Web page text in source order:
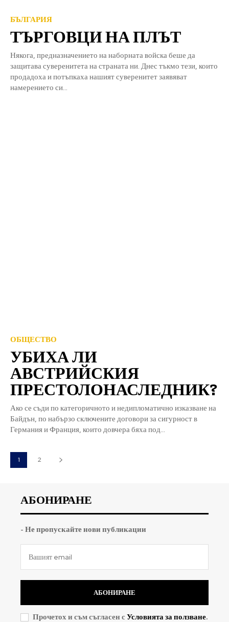
БЪЛГАРИЯ
ТЪРГОВЦИ НА ПЛЪТ
Някога, предназначението на наборната войска беше да
защитава суверенитета на страната ни. Днес тъкмо тези, които
продадоха и потъпкаха нашият суверенитет заявяват
намерението си...
ОБЩЕСТВО
УБИХА ЛИ
АВСТРИЙСКИЯ
ПРЕСТОЛОНАСЛЕДНИК?
Ако се съди по категоричното и недипломатично изказване на
Байдън, по набързо сключените договори за сигурност в
Германия и Франция, които довчера бяха под...
1 2
АБОНИРАНЕ
- Не пропускайте нови публикации
АБОНИРАНЕ
Прочетох и съм съгласен с Условията за ползване.